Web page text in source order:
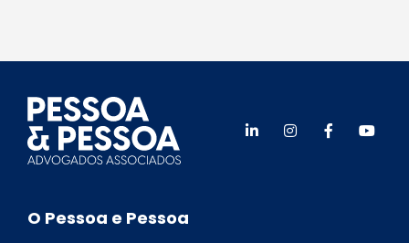
O Pessoa e Pessoa